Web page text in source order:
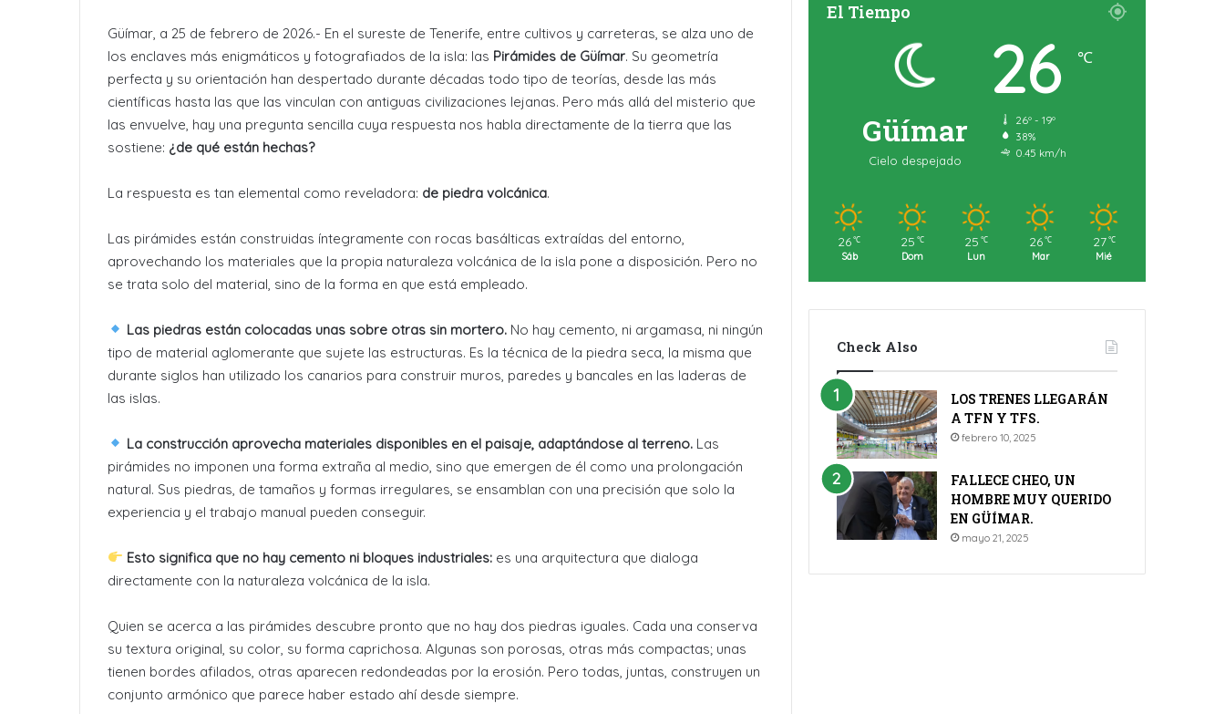
Güímar, a 25 de febrero de 2026.- En el sureste de Tenerife, entre cultivos y carreteras, se alza uno de
los enclaves más enigmáticos y fotografiados de la isla: las Pirámides de Güímar. Su geometría
perfecta y su orientación han despertado durante décadas todo tipo de teorías, desde las más
científicas hasta las que las vinculan con antiguas civilizaciones lejanas. Pero más allá del misterio que
las envuelve, hay una pregunta sencilla cuya respuesta nos habla directamente de la tierra que las
sostiene: ¿de qué están hechas?
La respuesta es tan elemental como reveladora: de piedra volcánica.
Las pirámides están construidas íntegramente con rocas basálticas extraídas del entorno,
aprovechando los materiales que la propia naturaleza volcánica de la isla pone a disposición. Pero no
se trata solo del material, sino de la forma en que está empleado.
Las piedras están colocadas unas sobre otras sin mortero. No hay cemento, ni argamasa, ni ningún
tipo de material aglomerante que sujete las estructuras. Es la técnica de la piedra seca, la misma que
durante siglos han utilizado los canarios para construir muros, paredes y bancales en las laderas de
las islas.
La construcción aprovecha materiales disponibles en el paisaje, adaptándose al terreno. Las
pirámides no imponen una forma extraña al medio, sino que emergen de él como una prolongación
natural. Sus piedras, de tamaños y formas irregulares, se ensamblan con una precisión que solo la
experiencia y el trabajo manual pueden conseguir.
Esto significa que no hay cemento ni bloques industriales: es una arquitectura que dialoga
directamente con la naturaleza volcánica de la isla.
Quien se acerca a las pirámides descubre pronto que no hay dos piedras iguales. Cada una conserva
su textura original, su color, su forma caprichosa. Algunas son porosas, otras más compactas; unas
tienen bordes afilados, otras aparecen redondeadas por la erosión. Pero todas, juntas, construyen un
conjunto armónico que parece haber estado ahí desde siempre.
El Tiempo
Güímar
Cielo despejado
26 ℃
26º - 19º
38%
0.45 km/h
26 ℃
Sáb
25 ℃
Dom
25 ℃
Lun
26 ℃
Mar
27 ℃
Mié
Check Also
LOS TRENES LLEGARÁN
A TFN Y TFS.
febrero 10, 2025
FALLECE CHEO, UN
HOMBRE MUY QUERIDO
EN GÜÍMAR.
mayo 21, 2025